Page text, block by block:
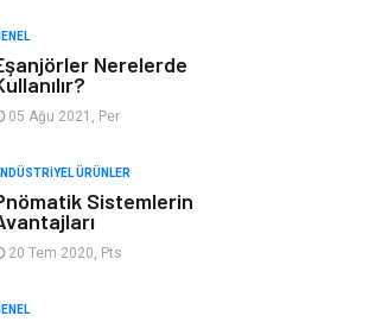
Bahçe Ev
Finans & Ekonomi
Nakliyat
Nerelerde
05 Ağu 2021, Per
ÜRÜNLER
Sistemlerin
20 Tem 2020, Pts